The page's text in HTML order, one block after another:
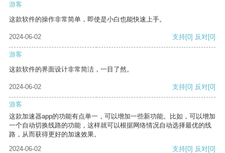
游客
这款软件的操作非常简单，即使是小白也能快速上手。
2024-06-02 支持[0] 反对[0]
游客
这款软件的界面设计非常简洁，一目了然。
2024-06-02 支持[0] 反对[0]
游客
这款加速器app的功能有点单一，可以增加一些新功能。比如，可以增加
一个自动切换线路的功能，这样就可以根据网络情况自动选择最优的线
路，从而获得更好的加速效果。
2024-06-02
支持[0] 反对[0]